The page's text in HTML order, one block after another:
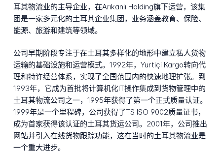
耳其物流业的主导企业，在Arıkanlı Holding旗下运营，该集
团是一家多元化的土耳其企业集团，业务涵盖教育、保险、
能源、旅游和建筑等领域。
公司早期阶段专注于在土耳其多样化的地形中建立私人货物
运输的基础设施和运营模式。1992年，Yurtiçi Kargo转向代
理和特许经营体系，实现了全国范围内的快速地理扩张。到
1993年，它成为首批将计算机化IT操作集成到货物管理中的
土耳其物流公司之一，1995年获得了第一个正式质量认证。
1999年是一个里程碑，公司获得了TS ISO 9002质量证书，
成为首家获得该认证的土耳其货运公司。2001年，公司推出
网站并引入在线货物跟踪功能，这在当时的土耳其物流业是
一个重大进步。